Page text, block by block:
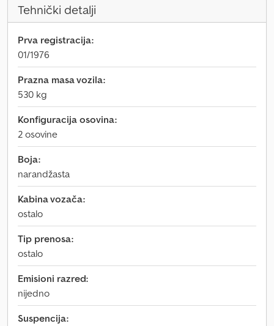
Tehnički detalji
Prva registracija:
01/1976
Prazna masa vozila:
530 kg
Konfiguracija osovina:
2 osovine
Boja:
narandžasta
Kabina vozača:
ostalo
Tip prenosa:
ostalo
Emisioni razred:
nijedno
Suspencija: